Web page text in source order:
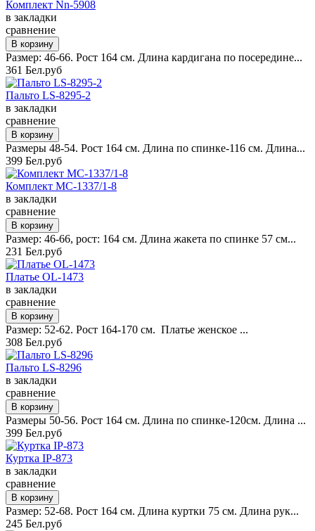
Комплект Nn-5908
в закладки
сравнение
Размер: 46-66. Рост 164 см. Длина кардигана по посередине...
361 Бел.руб
Пальто LS-8295-2
в закладки
сравнение
Размеры 48-54. Рост 164 см. Длина по спинке-116 см. Длина...
399 Бел.руб
Комплект MC-1337/1-8
в закладки
сравнение
Размер: 46-66, рост: 164 см. Длина жакета по спинке 57 см...
231 Бел.руб
Платье OL-1473
в закладки
сравнение
Размер: 52-62. Рост 164-170 см. Платье женское ...
308 Бел.руб
Пальто LS-8296
в закладки
сравнение
Размеры 50-56. Рост 164 см. Длина по спинке-120см. Длина ...
399 Бел.руб
Куртка IP-873
в закладки
сравнение
Размер: 52-68. Рост 164 см. Длина куртки 75 см. Длина рук...
245 Бел.руб